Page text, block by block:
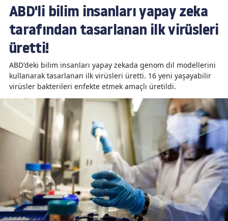
ABD'li bilim insanları yapay zeka
tarafından tasarlanan ilk virüsleri
üretti!
ABD'deki bilim insanları yapay zekada genom dil modellerini
kullanarak tasarlanan ilk virüsleri üretti. 16 yeni yaşayabilir
virüsler bakterileri enfekte etmek amaçlı üretildi.